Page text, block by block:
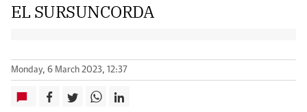
EL SURSUNCORDA
Monday, 6 March 2023, 12:37